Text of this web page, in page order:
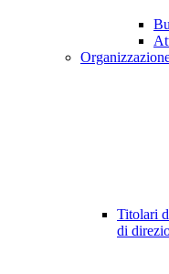
Titolari
di